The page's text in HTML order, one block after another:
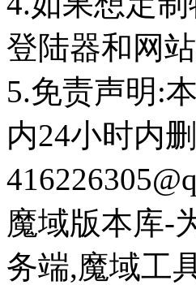
登陆器和网站
5.免责声明:
内24小时内
魔域版本库-
务端,魔域工